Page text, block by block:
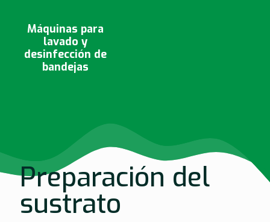
Máquinas para
lavado y
desinfección de
bandejas
Preparación del
sustrato